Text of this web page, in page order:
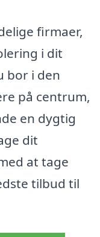
firmaer,
i dit
bor i den
på centrum,
en dygtig
dit
at tage
tilbud til